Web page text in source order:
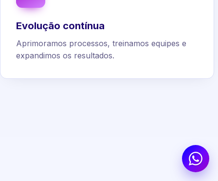
Evolução contínua
Aprimoramos processos, treinamos equipes e
expandimos os resultados.